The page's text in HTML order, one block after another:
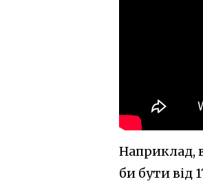
Наприклад,
би бути від